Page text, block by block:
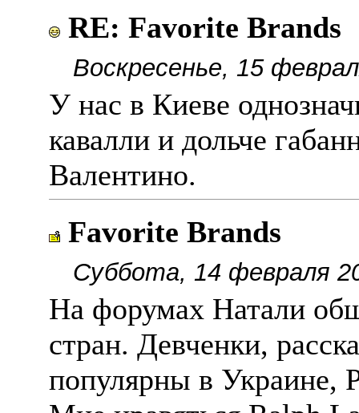
RE: Favorite Brands
Воскресенье, 15
У нас в Киеве
кавалли и дольче
Валентино.
Favorite Brands
Суббота, 14 февраля
На форумах Натали
стран. Девченки,
популярны в Украине,